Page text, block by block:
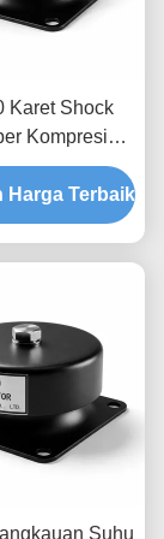
Karet Shock
Kompresi
Set Rasio
Dioptimalkan
Permanen
Harga Terbaik
Suhu